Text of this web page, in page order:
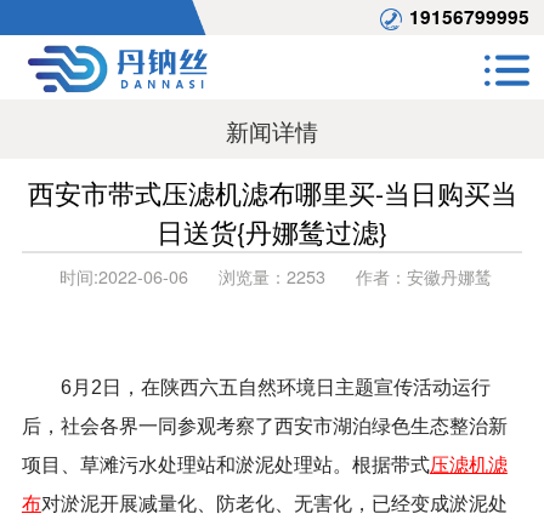
19156799995
新闻详情
西安市带式压滤机滤布哪里买-当日购买当
日送货{丹娜鸶过滤}
时间:2022-06-06 浏览量： 2253 作者： 安徽丹娜鸶
6月 2 日，在陕西六五自然环境日主题宣传活动运行
后，社会各界一同参观考察了西安市湖泊绿色生态整治新
项目、草滩污水处理站和淤泥处理站。根据带式压滤机滤
布对淤泥开展减量化、防老化、无害化，已经变成淤泥处